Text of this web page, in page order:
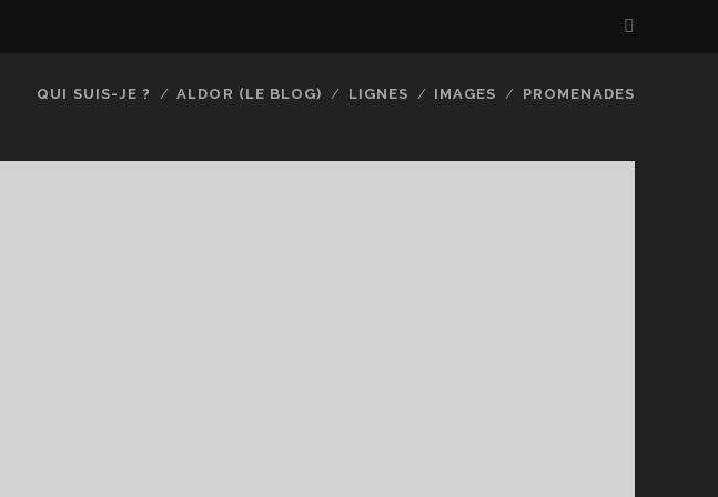
QUI SUIS-JE ? ALDOR (LE BLOG) LIGNES IMAGES PROMENADES